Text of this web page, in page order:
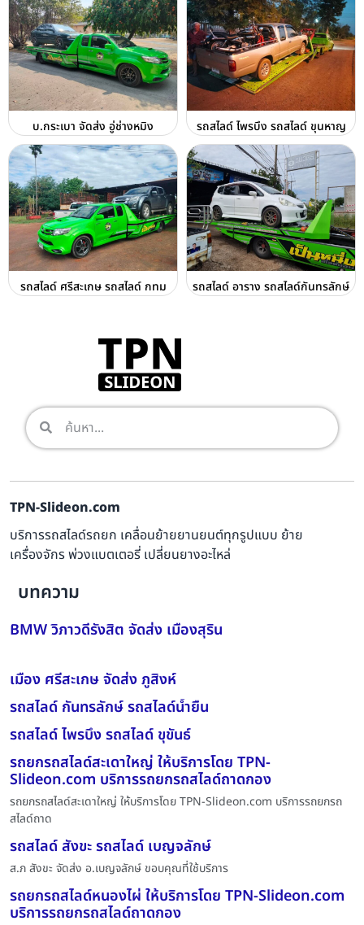
บ.กระเบา จัดส่ง อู่ช่างหมิง รถสไลด์ ไพรบึง รถสไลด์ ขุนหาญ
รถสไลด์ ศรีสะเกษ รถสไลด์ กทม รถสไลด์ อาราง รถสไลด์กันทรลักษ์
TPN-Slideon.com
บริการรถสไลด์รถยก เคลื่อนย้ายยานยนต์ทุกรูปแบบ ย้าย
เครื่องจักร พ่วงแบตเตอรี่ เปลี่ยนยางอะไหล่
บทความ
BMW วิภาวดีรังสิต จัดส่ง เมืองสุริน
เมือง ศรีสะเกษ จัดส่ง ภูสิงห์
รถสไลด์ กันทรลักษ์ รถสไลด์น้ำยืน
รถสไลด์ ไพรบึง รถสไลด์ ขุขันธ์
รถยกรถสไลด์สะเดาใหญ่ ให้บริการโดย TPN-
Slideon.com บริการรถยกรถสไลด์ถาดกอง
รถยกรถสไลด์สะเดาใหญ่ ให้บริการโดย TPN-Slideon.com บริการรถยกรถ
สไลด์ถาด
รถสไลด์ สังขะ รถสไลด์ เบญจลักษ์
ส.ภ สังขะ จัดส่ง อ.เบญจลักษ์ ขอบคุณที่ใช้บริการ
รถยกรถสไลด์หนองไผ่ ให้บริการโดย TPN-Slideon.com
บริการรถยกรถสไลด์ถาดกอง